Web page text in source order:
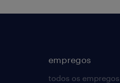
empregos
todos os empregos